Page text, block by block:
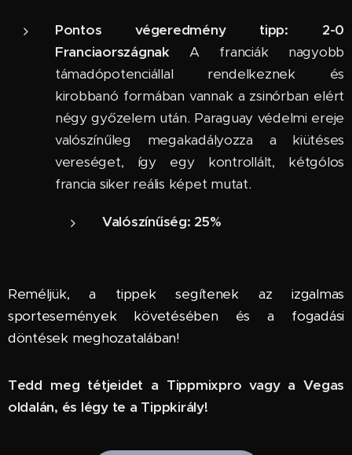
Pontos végeredmény tipp: 2-0
Franciaországnak A franciák nagyobb
támadópotenciállal rendelkeznek és
kirobbanó formában vannak a zsinórban elért
négy győzelem után. Paraguay védelmi ereje
valószínűleg megakadályozza a kiütéses
vereséget, így egy kontrollált, kétgólos
francia siker reális képet mutat.
Valószínűség: 25%
Reméljük, a tippek segítenek az izgalmas
sportesemények követésében és a fogadási
döntések meghozatalában!
Tedd meg tétjeidet a Tippmixpro vagy a Vegas
oldalán, és légy te a Tippkirály!